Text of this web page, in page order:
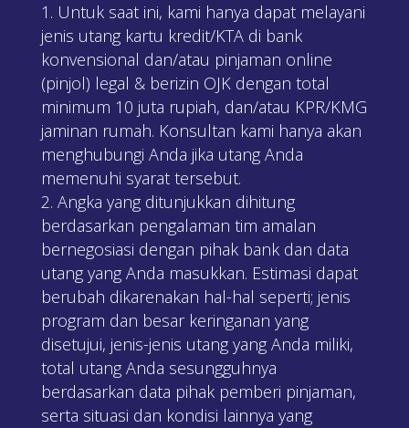
Untuk saat ini, kami hanya dapat melayani
jenis utang kartu kredit/KTA di bank
konvensional dan/atau pinjaman online
(pinjol) legal & berizin OJK dengan total
minimum 10 juta rupiah, dan/atau KPR/KMG
jaminan rumah. Konsultan kami hanya akan
menghubungi Anda jika utang Anda
memenuhi syarat tersebut.
Angka yang ditunjukkan dihitung
berdasarkan pengalaman tim amalan
bernegosiasi dengan pihak bank dan data
utang yang Anda masukkan. Estimasi dapat
berubah dikarenakan hal-hal seperti; jenis
program dan besar keringanan yang
disetujui, jenis-jenis utang yang Anda miliki,
total utang Anda sesungguhnya
berdasarkan data pihak pemberi pinjaman,
serta situasi dan kondisi lainnya yang